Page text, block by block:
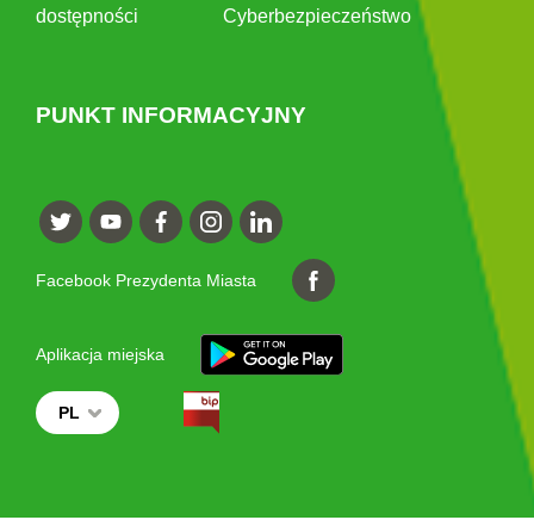
dostępności
Cyberbezpieczeństwo
PUNKT INFORMACYJNY
Facebook Prezydenta Miasta
Aplikacja miejska
PL